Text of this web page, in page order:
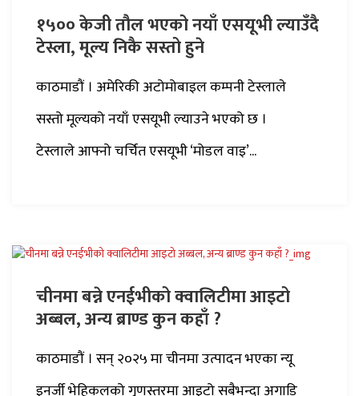
१५०० केजी तौल भएको नयाँ एसयूभी ल्याउँदै
टेस्ला, मूल्य निकै सस्तो हुने
काठमाडौं । अमेरिकी अटोमोबाइल कम्पनी टेस्लाले
सस्तो मूल्यको नयाँ एसयूभी ल्याउने भएको छ ।
टेस्लाले आफ्नो चर्चित एसयूभी ‘मोडल वाइ’...
चीनमा बन्ने एनईभीको क्वालिटीमा आइटो
अब्बल, अन्य ब्राण्ड कुन कहाँ ?
काठमाडौं । सन् २०२५ मा चीनमा उत्पादन भएका न्यू